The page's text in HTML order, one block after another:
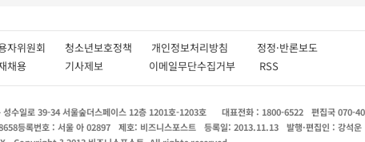
자위원회 청소년보호정책 개인정보처리방침 정정·반론보도
채용 기사제보 이메일무단수집거부 RSS
성수일로 39-34 서울숲더스페이스 12층 1201호-1203호 대표전화 : 1800-6522 편집국 070-
등록번호 : 서울 아 02897 제호: 비즈니스포스트 등록일: 2013.11.13 발행·편집인 : 강석운